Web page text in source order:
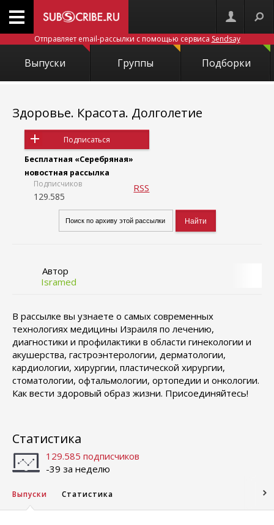
Отправляет email-рассылки с помощью сервиса Sendsay
Выпуски Группы Подборки
Здоровье. Красота. Долголетие
Подписаться
Бесплатная «Серебряная»
новостная рассылка
Подписчиков
129.585
RSS
Автор
Isramed
В рассылке вы узнаете о самых современных
технологиях медицины Израиля по лечению,
диагностики и профилактики в области гинекологии и
акушерства, гастроэнтерологии, дерматологии,
кардиологии, хирургии, пластической хирургии,
стоматологии, офтальмологии, ортопедии и онкологии.
Как вести здоровый образ жизни. Присоединяйтесь!
Статистика
129.585 подписчиков
-39 за неделю
Выпуски Статистика